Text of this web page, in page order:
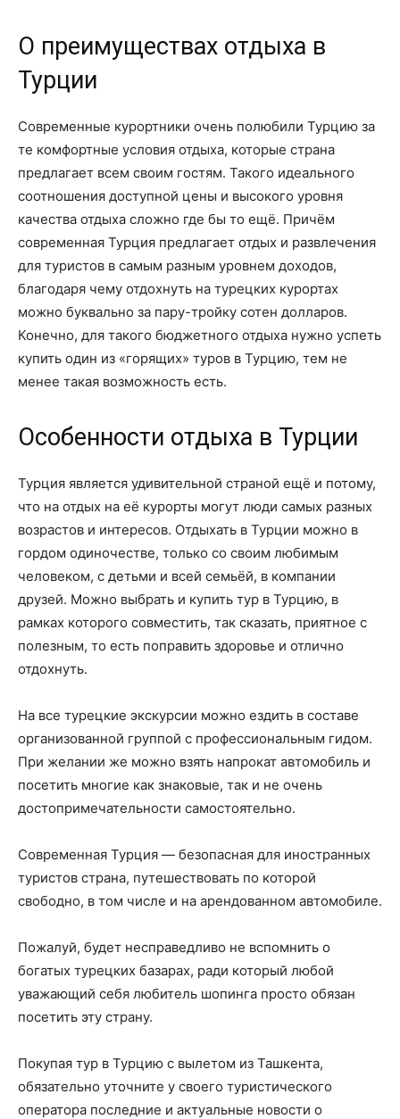
О преимуществах отдыха в
Турции
Современные курортники очень полюбили Турцию за
те комфортные условия отдыха, которые страна
предлагает всем своим гостям. Такого идеального
соотношения доступной цены и высокого уровня
качества отдыха сложно где бы то ещё. Причём
современная Турция предлагает отдых и развлечения
для туристов в самым разным уровнем доходов,
благодаря чему отдохнуть на турецких курортах
можно буквально за пару-тройку сотен долларов.
Конечно, для такого бюджетного отдыха нужно успеть
купить один из «горящих» туров в Турцию, тем не
менее такая возможность есть.
Особенности отдыха в Турции
Турция является удивительной страной ещё и потому,
что на отдых на её курорты могут люди самых разных
возрастов и интересов. Отдыхать в Турции можно в
гордом одиночестве, только со своим любимым
человеком, с детьми и всей семьёй, в компании
друзей. Можно выбрать и купить тур в Турцию, в
рамках которого совместить, так сказать, приятное с
полезным, то есть поправить здоровье и отлично
отдохнуть.
На все турецкие экскурсии можно ездить в составе
организованной группой с профессиональным гидом.
При желании же можно взять напрокат автомобиль и
посетить многие как знаковые, так и не очень
достопримечательности самостоятельно.
Современная Турция — безопасная для иностранных
туристов страна, путешествовать по которой
свободно, в том числе и на арендованном автомобиле.
Пожалуй, будет несправедливо не вспомнить о
богатых турецких базарах, ради который любой
уважающий себя любитель шопинга просто обязан
посетить эту страну.
Покупая тур в Турцию с вылетом из Ташкента,
обязательно уточните у своего туристического
оператора последние и актуальные новости о